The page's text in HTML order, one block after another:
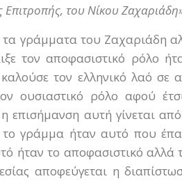
Επιτροπής, του Νίκου
γράμματα του Ζαχαριάδη
τον αποφασιστικό ρόλο
τον ελληνικό λαό σε
ουσιαστικό ρόλο αφού
επισήμανση αυτή γίνεται
το γράμμα ήταν αυτό που
ήταν το αποφασιστικό αλλά
αποφεύγεται η